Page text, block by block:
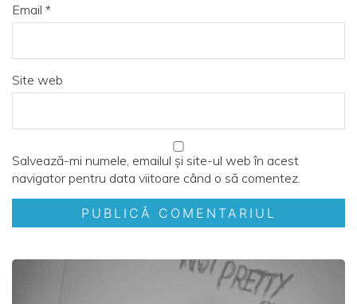
Email *
Site web
Salvează-mi numele, emailul și site-ul web în acest
navigator pentru data viitoare când o să comentez.